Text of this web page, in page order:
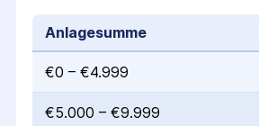
Anlagesumme
€0 – €4.999
€5.000 – €9.999